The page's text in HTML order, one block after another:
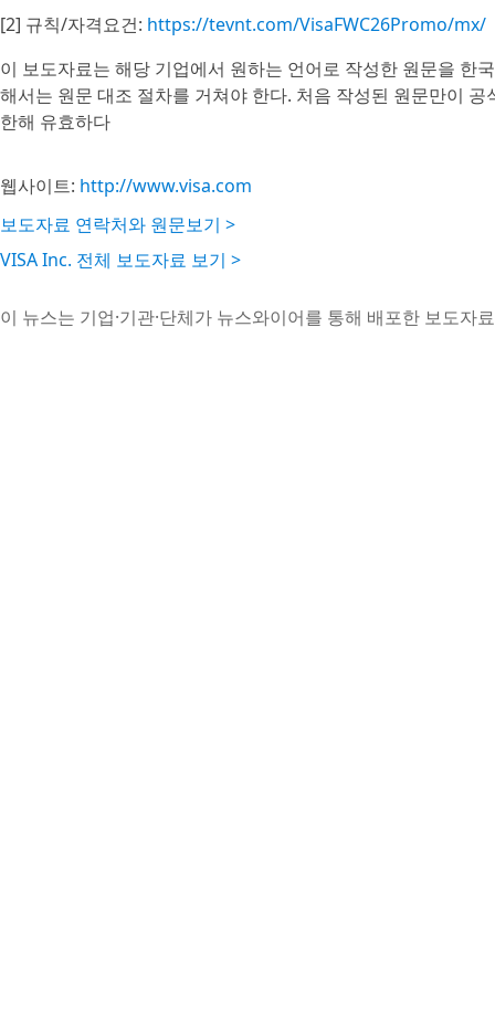
[2] 규칙/자격요건: https://tevnt.com/VisaFWC26Promo/mx/
이 보도자료는 해당 기업에서 원하는 언어로 작성한 원문을 한
해서는 원문 대조 절차를 거쳐야 한다. 처음 작성된 원문만이
한해 유효하다
웹사이트: http://www.visa.com
보도자료 연락처와 원문보기 >
VISA Inc. 전체 보도자료 보기 >
이 뉴스는 기업·기관·단체가 뉴스와이어를 통해 배포한 보도자